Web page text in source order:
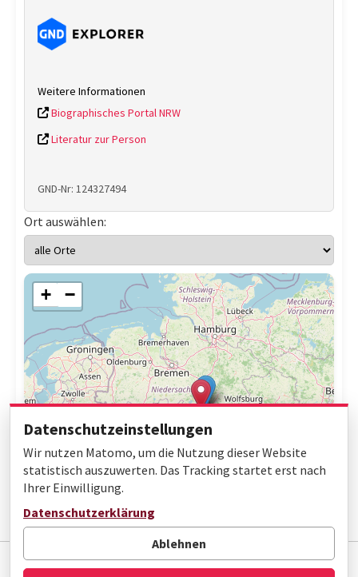
Weitere Informationen
Biographisches Portal NRW
Literatur zur Person
GND-Nr: 124327494
Ort auswählen:
+ −
Impressum Datenschutz Barrierefreiheit
Datenschutzeinstellungen
Wir nutzen Matomo, um die Nutzung dieser Website
statistisch auszuwerten. Das Tracking startet erst nach
Ihrer Einwilligung.
Datenschutzerklärung
Ablehnen